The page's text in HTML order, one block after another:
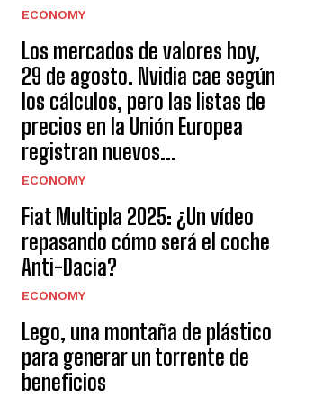
ECONOMY
Los mercados de valores hoy,
29 de agosto. Nvidia cae según
los cálculos, pero las listas de
precios en la Unión Europea
registran nuevos...
ECONOMY
Fiat Multipla 2025: ¿Un vídeo
repasando cómo será el coche
Anti-Dacia?
ECONOMY
Lego, una montaña de plástico
para generar un torrente de
beneficios